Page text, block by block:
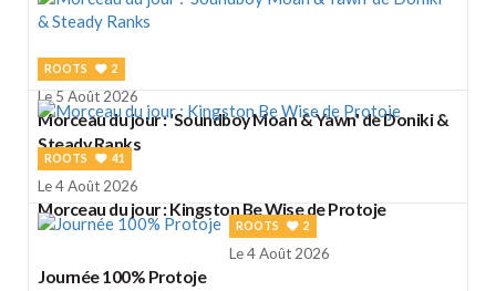
ROOTS 2
Le 5 Août 2026
Morceau du jour : 'Soundboy Moan & Yawn' de Doniki &
Steady Ranks
ROOTS 41
Le 4 Août 2026
Morceau du jour : Kingston Be Wise de Protoje
ROOTS 2
Le 4 Août 2026
Journée 100% Protoje